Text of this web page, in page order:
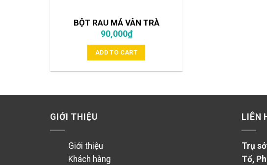
BỘT RAU MÁ VÂN TRÀ
90,000₫
ADD TO CART
GIỚI THIỆU
Giới thiệu
Khách hàng
LIÊN
Trụ
Tổ,